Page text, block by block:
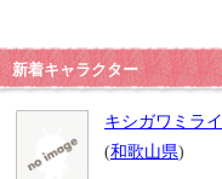
新着キャラクター
キシガワミライ
(和歌山県)